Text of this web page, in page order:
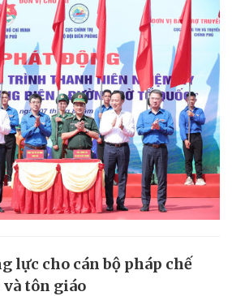
lực cho cán bộ pháp chế
tôn giáo